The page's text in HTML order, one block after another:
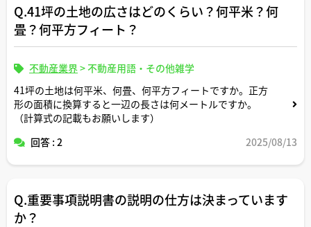
Q.41坪の土地の広さはどのくらい？何平米？何
畳？何平方フィート？
不動産業界>不動産用語・その他雑学
41坪の土地は何平米、何畳、何平方フィートですか。正方
形の面積に換算すると一辺の長さは何メートルですか。
（計算式の記載もお願いします）
回答 : 2
2025/08/13
Q.重要事項説明書の説明の仕方は決まっています
か？